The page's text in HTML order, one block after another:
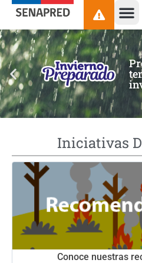
contenido
Iniciativas
Conoce nuestras